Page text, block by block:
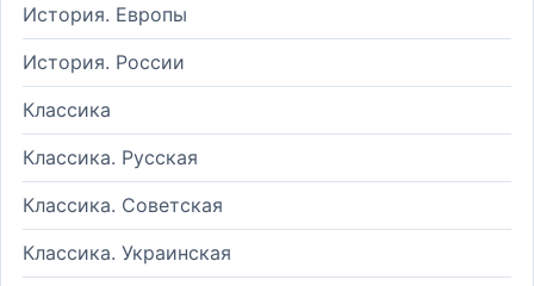
История. Европы
История. России
Классика
Классика. Русская
Классика. Советская
Классика. Украинская